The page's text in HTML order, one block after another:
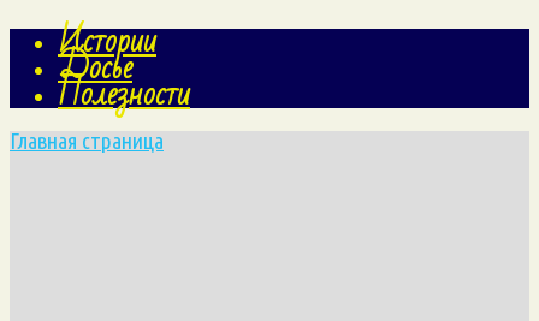
Истории
Досье
Полезности
Главная страница